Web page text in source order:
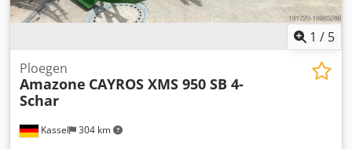
1 / 5
Kassel 304 km
Ploegen
Amazone CAYROS XMS 950 SB 4-
Schar